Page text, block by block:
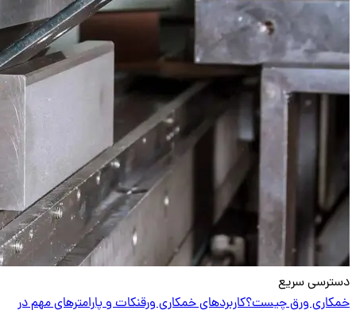
دسترسی سریع
خمکاری ورق چیست؟کاربردهای خمکاری ورقنکات و پارامترهای مهم در